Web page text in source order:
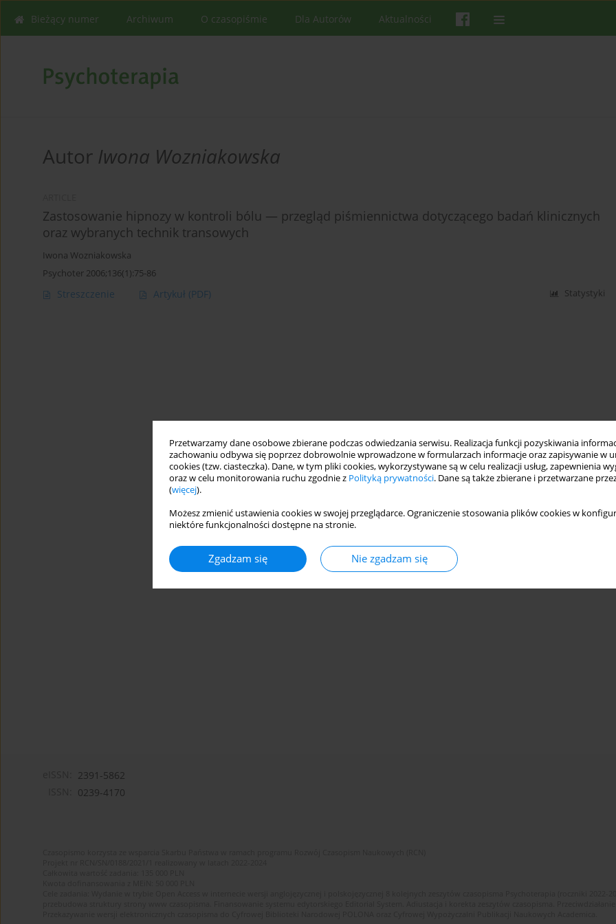
Przetwarzamy dane osobowe zbierane podczas odwiedzania serwisu. Realizacja funkcji pozyskiwania
zachowaniu odbywa się poprzez dobrowolnie wprowadzone w formularzach informacje oraz zapisywanie w
cookies (tzw. ciasteczka). Dane, w tym pliki cookies, wykorzystywane są w celu realizacji usług, zapewnienia
oraz w celu monitorowania ruchu zgodnie z Polityką prywatności. Dane są także zbierane i przetwarzane
(więcej).
Możesz zmienić ustawienia cookies w swojej przeglądarce. Ograniczenie stosowania plików cookies w
niektóre funkcjonalności dostępne na stronie.
Zgadzam się Nie zgadzam się
Bieżący numer Archiwum O czasopiśmie Dla Autorów Aktualności
Autor Iwona Wozniakowska
Zastosowanie hipnozy w kontroli bólu — przegląd piśmiennictwa dotyczącego badań klinicznych
oraz wybranych technik transowych
Iwona Wozniakowska
Psychoter 2006;136(1):75-86
Streszczenie Artykuł (PDF) Statystyki
2391-5862
0239-4170